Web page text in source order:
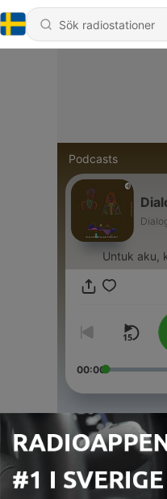
Podcasts
Untuk aku,
00:00
Avsnitt
3 - Bertaut
26 Okt 2020